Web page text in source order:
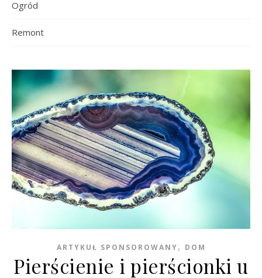
Ogród
Remont
ARTYKUŁ SPONSOROWANY, DOM
Pierścienie i pierścionki u